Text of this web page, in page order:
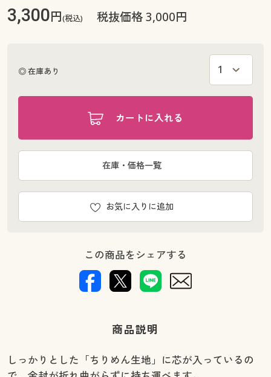
ご利用ガイド
よくある質問とお問い合わせ
3,300円(税込) 税抜価格 3,000円
◎ 在庫あり
カートに入れる
お気に入りに追加
在庫・価格一覧
この商品をシェアする
商品説明
しっかりとした「ちりめん生地」に芯が入っているの